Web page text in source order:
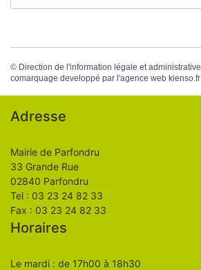
© Direction de l'information légale et administrative
comarquage developpé par l'agence web kienso.fr
Adresse
Mairie de Parfondru
33 Grande Rue
02840 Parfondru
Tel : 03 23 24 82 33
Fax : 03 23 24 82 33
Horaires
Le mardi : de 17h00 à 18h30